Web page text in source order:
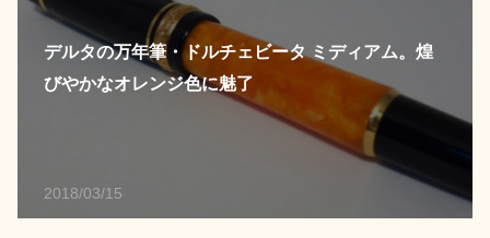
2018/03/15
デルタの万年筆・ドルチェビータ ミディアム。煌
びやかなオレンジ色に魅了